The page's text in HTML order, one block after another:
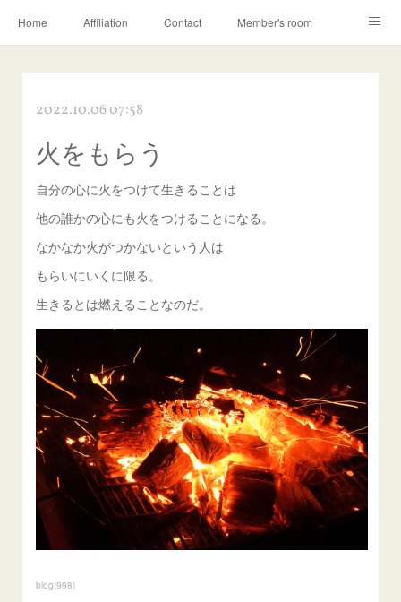
Home Affiliation Contact Member's room
2022.10.06 07:58
火をもらう
自分の心に火をつけて生きることは
他の誰かの心にも火をつけることになる。
なかなか火がつかないという人は
もらいにいくに限る。
生きるとは燃えることなのだ。
blog(998)